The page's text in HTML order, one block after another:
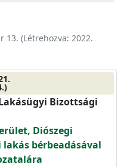
13. (Létrehozva: 2022.
Bizottsági
Diószegi
bérbeadásával